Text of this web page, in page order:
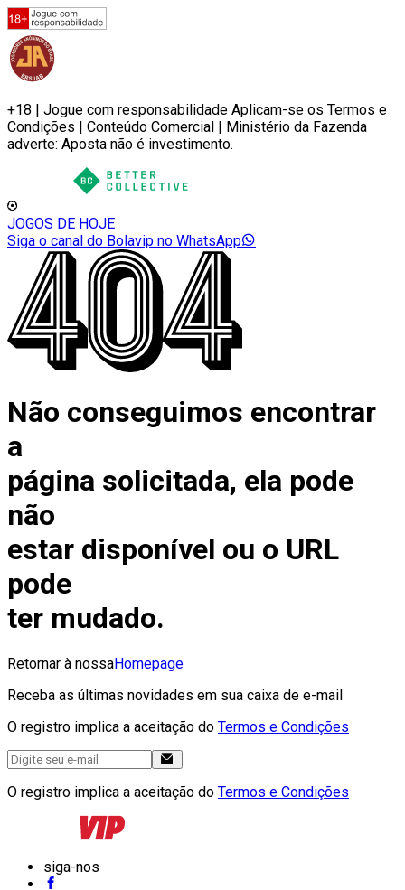
+18 | Jogue com responsabilidade Aplicam-se os Termos e
Condições | Conteúdo Comercial | Ministério da Fazenda
adverte: Aposta não é investimento.
JOGOS DE HOJE
Siga o canal do Bolavip no WhatsApp
Não conseguimos encontrar
a
página solicitada, ela pode
não
estar disponível ou o URL
pode
ter mudado.
Retornar à nossaHomepage
Receba as últimas novidades em sua caixa de e-mail
O registro implica a aceitação do Termos e Condições
O registro implica a aceitação do Termos e Condições
siga-nos